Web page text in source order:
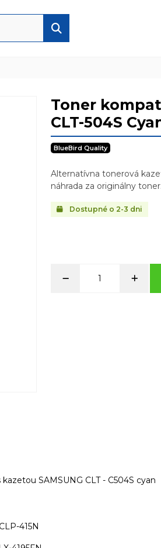
Toner
CLT-504S
BlueBird Quality
Alternatívna tonerová
náhrada za originálny toner.
Dostupné o 2-3 dni
SAMSUNG CLT - C504S cyan
415N